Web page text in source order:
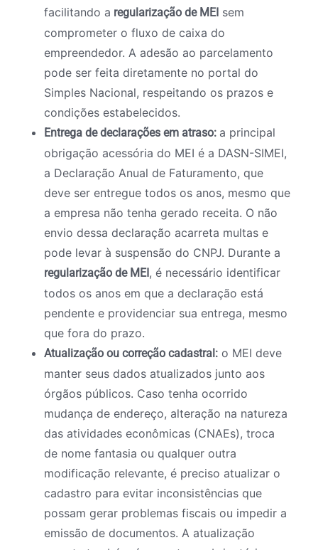
facilitando a regularização de MEIsem
comprometer o fluxo de caixa do
empreendedor. A adesão ao parcelamento
pode ser feita diretamente no portal do
Simples Nacional, respeitando os prazos e
condições estabelecidos.
Entrega de declarações em atraso: a principal
obrigação acessória do MEI é a DASN-SIMEI,
a Declaração Anual de Faturamento, que
deve ser entregue todos os anos, mesmo que
a empresa não tenha gerado receita. O não
envio dessa declaração acarreta multas e
pode levar à suspensão do CNPJ. Durante a
regularização de MEI, é necessário identificar
todos os anos em que a declaração está
pendente e providenciar sua entrega, mesmo
que fora do prazo.
Atualização ou correção cadastral:o MEI deve
manter seus dados atualizados junto aos
órgãos públicos. Caso tenha ocorrido
mudança de endereço, alteração na natureza
das atividades econômicas (CNAEs), troca
de nome fantasia ou qualquer outra
modificação relevante, é preciso atualizar o
cadastro para evitar inconsistências que
possam gerar problemas fiscais ou impedir a
emissão de documentos. A atualização